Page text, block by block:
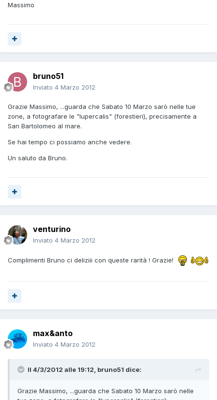
Massimo
bruno51
Inviato 4 Marzo 2012
Grazie Massimo, ...guarda che Sabato 10 Marzo sarò nelle tue
zone, a fotografare le "lupercalis" (forestieri), precisamente a
San Bartolomeo al mare.
Se hai tempo ci possiamo anche vedere.
Un saluto da Bruno.
venturino
Inviato 4 Marzo 2012
Complimenti Bruno ci deliziii con queste rarità ! Grazie!
max&anto
Inviato 4 Marzo 2012
Il 4/3/2012 alle 19:12, bruno51 dice:
Grazie Massimo, ...guarda che Sabato 10 Marzo sarò nelle